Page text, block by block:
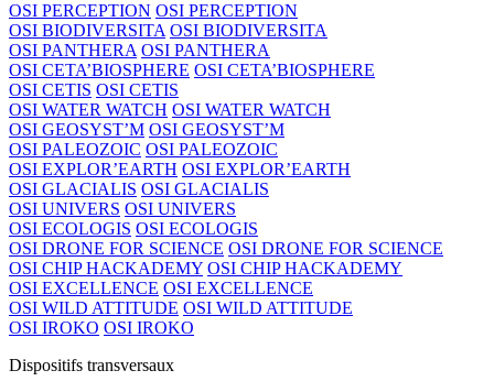
OSI PERCEPTION OSI PERCEPTION
OSI BIODIVERSITA OSI BIODIVERSITA
OSI PANTHERA OSI PANTHERA
OSI CETA’BIOSPHERE OSI CETA’BIOSPHERE
OSI CETIS OSI CETIS
OSI WATER WATCH OSI WATER WATCH
OSI GEOSYST’M OSI GEOSYST’M
OSI PALEOZOIC OSI PALEOZOIC
OSI EXPLOR’EARTH OSI EXPLOR’EARTH
OSI GLACIALIS OSI GLACIALIS
OSI UNIVERS OSI UNIVERS
OSI ECOLOGIS OSI ECOLOGIS
OSI DRONE FOR SCIENCE OSI DRONE FOR SCIENCE
OSI CHIP HACKADEMY OSI CHIP HACKADEMY
OSI EXCELLENCE OSI EXCELLENCE
OSI WILD ATTITUDE OSI WILD ATTITUDE
OSI IROKO OSI IROKO
Dispositifs transversaux